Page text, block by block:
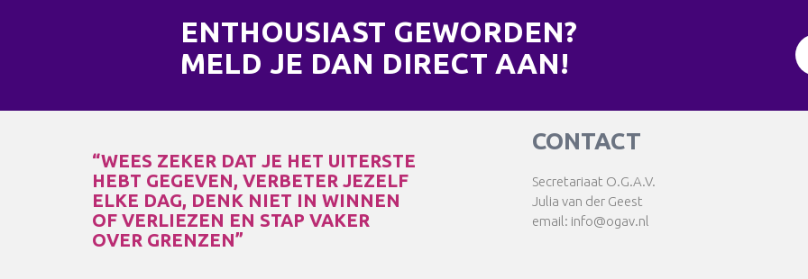
ENTHOUSIAST GEWORDEN?
MELD JE DAN DIRECT AAN!
“WEES ZEKER DAT JE HET UITERSTE
HEBT GEGEVEN, VERBETER JEZELF
ELKE DAG, DENK NIET IN WINNEN
OF VERLIEZEN EN STAP VAKER
OVER GRENZEN”
CONTACT
Secretariaat O.G.A.V.
Julia van der Geest
email: info@ogav.nl